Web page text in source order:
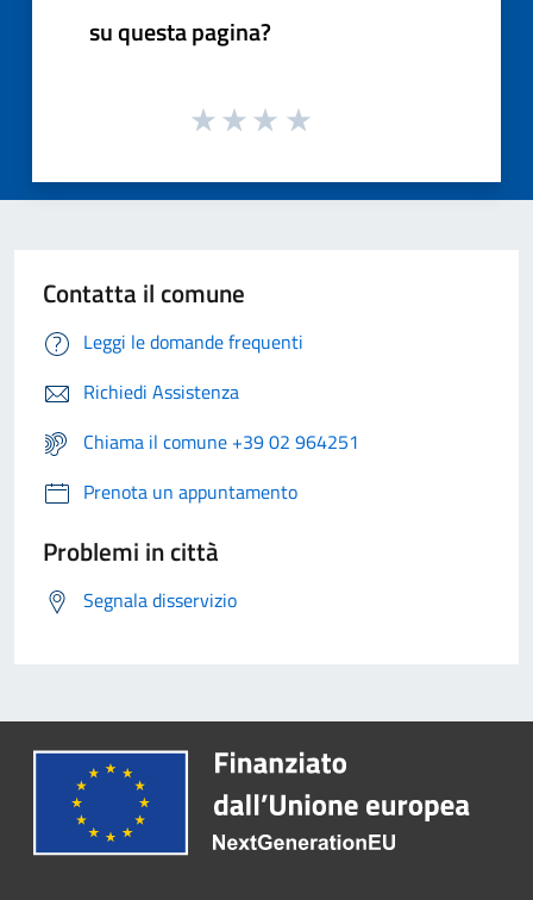
su questa pagina?
Contatta il comune
Leggi le domande frequenti
Richiedi Assistenza
Chiama il comune +39 02 964251
Prenota un appuntamento
Problemi in città
Segnala disservizio